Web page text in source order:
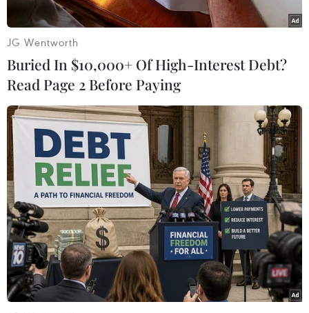
có mưa nhỏ, mưa phùn và sương mù. Gió Đông
Bắc cấp 2-3. Trời rét, vùng núi rét đậm. Nhiệt độ
phổ biến cao nhất 17-20 độ C.
Khu vực Tây Nguyên và Nam Bộ có mây, ngày
nắng, chiều tối và đêm có mưa rào và dông vài
nơi.
Trên biển, do ảnh hưởng của lưỡi áp cao lạnh
lục địa có cường độ ổn định nên vùng biển phía
Bắc khu vực Bắc Biển Đông có gió Đông Bắc
mạnh cấp 6, giật cấp 7-8, biển động, sóng biển
cao từ 2-4 m. Từ đêm 15/2, gió giảm dần. Cấp độ
rủi ro thiên tai do gió mạnh trên biển cấp 2.
Dự báo chi tiết các khu vực ngày và đêm 15/2:
Phía Tây Bắc Bộ có mây, có mưa vài nơi, sáng
JG Wentworth
Buried In $10,000+ Of High-Interest Debt?
Read Page 2 Before Paying